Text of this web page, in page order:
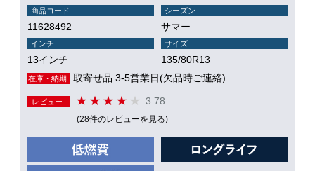
商品コード
11628492
シーズン
サマー
インチ
13インチ
サイズ
135/80R13
在庫・納期 取寄せ品 3-5営業日(欠品時ご連絡)
レビュー 3.78
(28件のレビューを見る)